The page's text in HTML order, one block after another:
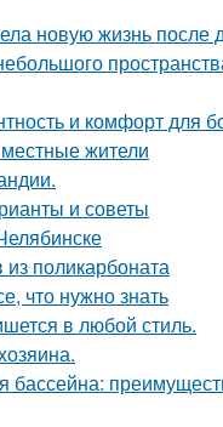
новую жизнь после
и комфорт для
жители
и советы
поликарбоната
что нужно знать
в любой стиль.
бассейна: